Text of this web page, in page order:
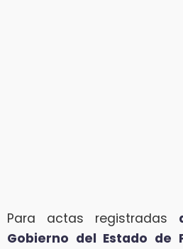
Para actas registradas
Gobierno del Estado de